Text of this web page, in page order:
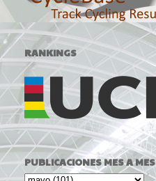
RANKINGS
PUBLICACIONES MES A MES